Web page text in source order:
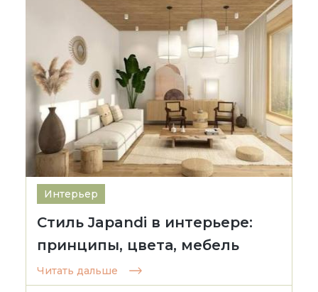
Интерьер
Стиль Japandi в интерьере:
принципы, цвета, мебель
Читать дальше